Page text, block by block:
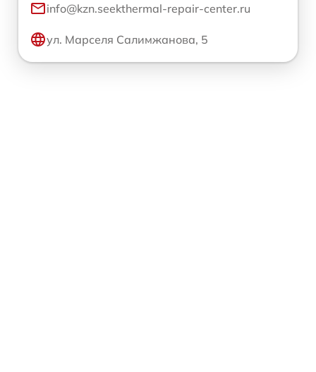
info@kzn.seekthermal-repair-center.ru
ул. Марселя Салимжанова, 5